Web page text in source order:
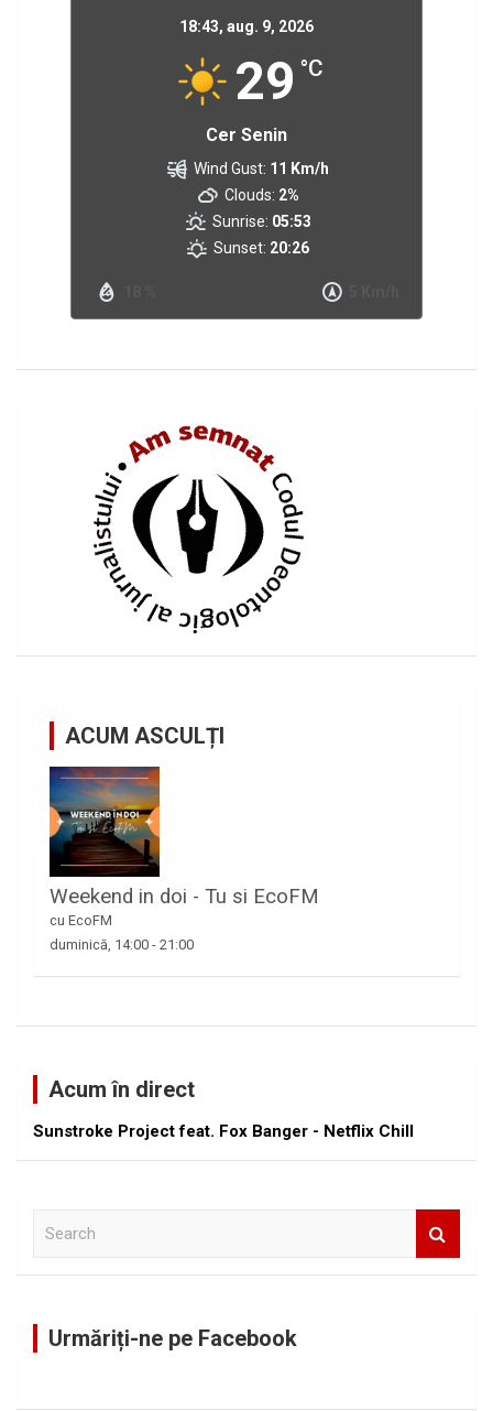
18:43, aug. 9, 2026
29 °C
Cer Senin
Wind Gust: 11 Km/h
Clouds: 2%
Sunrise: 05:53
Sunset: 20:26
ACUM ASCULȚI
Weekend in doi - Tu si EcoFM
cu EcoFM
duminică, 14:00 - 21:00
Acum în direct
Sunstroke Project feat. Fox Banger - Netflix Chill
Urmăriți-ne pe Facebook